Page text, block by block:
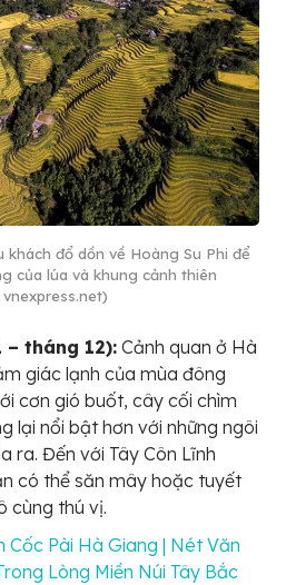
khách đổ dồn về Hoàng Su Phi để
của lúa và khung cảnh thiên
– tháng 12): Cảnh quan ở Hà
giác lạnh của mùa đông
cơn gió buốt, cây cối chìm
lại nổi bật hơn với những ngôi
ra. Đến với Tây Côn Lĩnh
có thể săn mây hoặc tuyết
cùng thú vị.
Cốc Pài Hà Giang | Nét Văn
Lòng Miền Núi Tây Bắc